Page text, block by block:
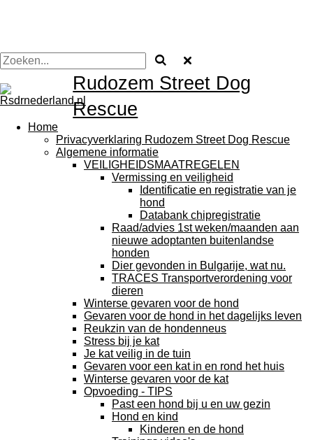
Rudozem Street Dog
Rescue
Home
Privacyverklaring Rudozem Street Dog Rescue
Algemene informatie
VEILIGHEIDSMAATREGELEN
Vermissing en veiligheid
Identificatie en registratie van je
hond
Databank chipregistratie
Raad/advies 1st weken/maanden aan
nieuwe adoptanten buitenlandse
honden
Dier gevonden in Bulgarije, wat nu.
TRACES Transportverordening voor
dieren
Winterse gevaren voor de hond
Gevaren voor de hond in het dagelijks leven
Reukzin van de hondenneus
Stress bij je kat
Je kat veilig in de tuin
Gevaren voor een kat in en rond het huis
Winterse gevaren voor de kat
Opvoeding - TIPS
Past een hond bij u en uw gezin
Hond en kind
Kinderen en de hond